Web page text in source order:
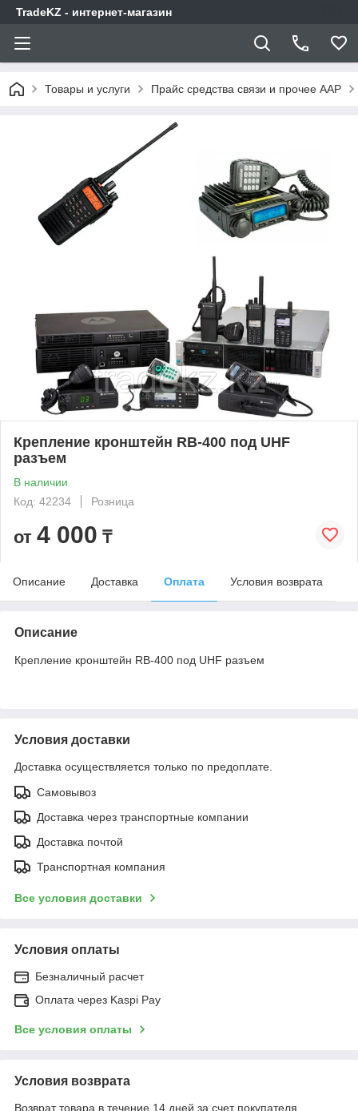
TradeKZ - интернет-магазин
Товары и услуги Прайс средства связи и прочее AAP
Крепление кронштейн RB-400 под UHF
разъем
В наличии
Код: 42234
Розница
от 4 000 ₸
Описание Доставка Оплата Условия возврата
Описание
Крепление кронштейн RB-400 под UHF разъем
Условия доставки
Доставка осуществляется только по предоплате.
Самовывоз
Доставка через транспортные компании
Доставка почтой
Транспортная компания
Все условия доставки
Условия оплаты
Безналичный расчет
Оплата через Kaspi Pay
Все условия оплаты
Условия возврата
Возврат товара в течение 14 дней за счет покупателя